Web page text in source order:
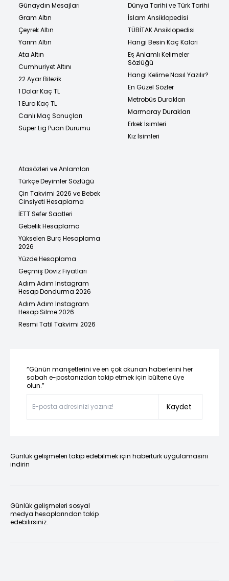
Günaydın Mesajları
Gram Altın
Çeyrek Altın
Yarım Altın
Ata Altın
Cumhuriyet Altını
22 Ayar Bilezik
1 Dolar Kaç TL
1 Euro Kaç TL
Canlı Maç Sonuçları
Süper Lig Puan Durumu
Dünya Tarihi ve Türk Tarihi
İslam Ansiklopedisi
TÜBİTAK Ansiklopedisi
Hangi Besin Kaç Kalori
Eş Anlamlı Kelimeler
Sözlüğü
Hangi Kelime Nasıl Yazılır?
En Güzel Sözler
Metrobüs Durakları
Marmaray Durakları
Erkek İsimleri
Kız İsimleri
Atasözleri ve Anlamları
Türkçe Deyimler Sözlüğü
Çin Takvimi 2026 ve Bebek
Cinsiyeti Hesaplama
İETT Sefer Saatleri
Gebelik Hesaplama
Yükselen Burç Hesaplama
2026
Yüzde Hesaplama
Geçmiş Döviz Fiyatları
Adım Adım Instagram
Hesap Dondurma 2026
Adım Adım Instagram
Hesap Silme 2026
Resmi Tatil Takvimi 2026
“Günün manşetlerini ve en çok okunan haberlerini her
sabah e-postanızdan takip etmek için bültene üye
olun.”
Kaydet
Günlük gelişmeleri takip edebilmek için habertürk uygulamasını
indirin
Günlük gelişmeleri sosyal
medya hesaplarından takip
edebilirsiniz.